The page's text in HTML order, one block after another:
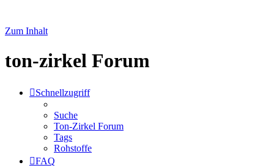
Zum Inhalt
ton-zirkel Forum
Schnellzugriff
Suche
Ton-Zirkel Forum
Tags
Rohstoffe
FAQ